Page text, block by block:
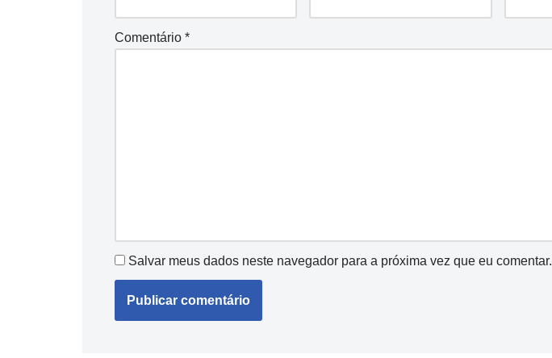
Comentário *
Salvar meus dados neste navegador para a próxima vez que eu comentar.